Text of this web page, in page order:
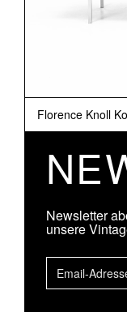
Florence Knoll
Newsletter
unsere